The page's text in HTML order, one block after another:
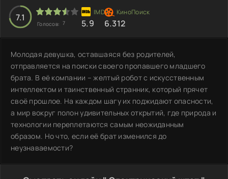
7.1
Голосов: 7 5.9 6.312
Молодая девушка, оставшаяся без родителей,
отправляется на поиски своего пропавшего младшего
брата. В её компании – желтый робот с искусственным
интеллектом и таинственный странник, который прячет
своё прошлое. На каждом шагу их поджидают опасности,
а мир вокруг полон удивительных открытий, где природа и
технологии переплетаются самым неожиданным
образом. Но что, если её брат изменился до
неузнаваемости?